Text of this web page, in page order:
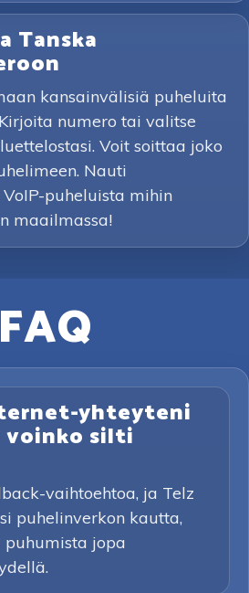
Tanska
kansainvälisiä puheluita
numero tai valitse
Voit soittaa joko
Nauti
puheluista mihin
maailmassa!
FAQ
yhteyteni
voinko silti
vaihtoehtoa, ja Telz
puhelinverkon kautta,
jopa